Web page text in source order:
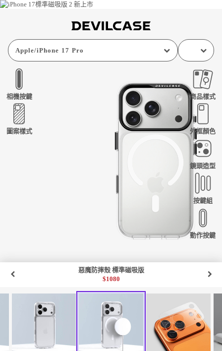
Apple/iPhone 17 Pro
相機按鍵
圖案樣式
商品樣式
外框顏色
鏡頭造型
按鍵組
動作按鍵
惡魔防摔殼 標準磁吸版
$1080